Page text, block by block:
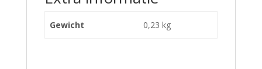
Gewicht 0,23 kg